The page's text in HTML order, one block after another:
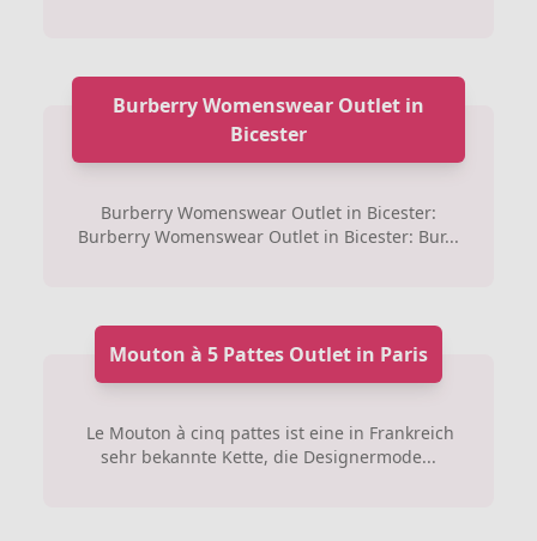
Burberry Womenswear Outlet in
Bicester
Burberry Womenswear Outlet in Bicester:
Burberry Womenswear Outlet in Bicester: Bur...
Mouton à 5 Pattes Outlet in Paris
Le Mouton à cinq pattes ist eine in Frankreich
sehr bekannte Kette, die Designermode...